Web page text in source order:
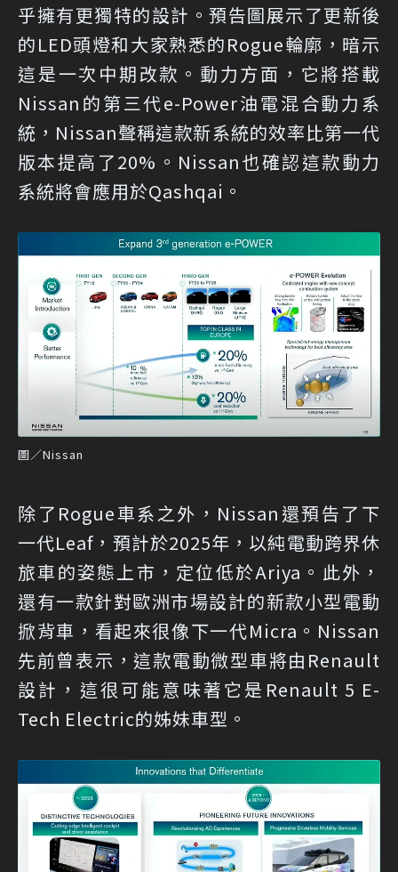
乎擁有更獨特的設計。預告圖展示了更新後
的LED頭燈和大家熟悉的Rogue輪廓，暗示
這是一次中期改款。動力方面，它將搭載
Nissan的第三代e-Power油電混合動力系
統，Nissan聲稱這款新系統的效率比第一代
版本提高了20%。Nissan也確認這款動力
系統將會應用於Qashqai。
圖／Nissan
除了Rogue車系之外，Nissan還預告了下
一代Leaf，預計於2025年，以純電動跨界休
旅車的姿態上市，定位低於Ariya。此外，
還有一款針對歐洲市場設計的新款小型電動
掀背車，看起來很像下一代Micra。Nissan
先前曾表示，這款電動微型車將由Renault
設計，這很可能意味著它是Renault 5 E-
Tech Electric的姊妹車型。